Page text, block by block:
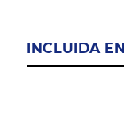
INCLUIDA EN